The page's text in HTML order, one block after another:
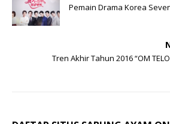
Pemain Drama Korea
Tren Akhir Tahun 2016 “OM